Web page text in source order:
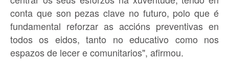
conta que son pezas clave no futuro, polo que é
fundamental reforzar as accións preventivas en
todos os eidos, tanto no educativo como nos
espazos de lecer e comunitarios", afirmou.